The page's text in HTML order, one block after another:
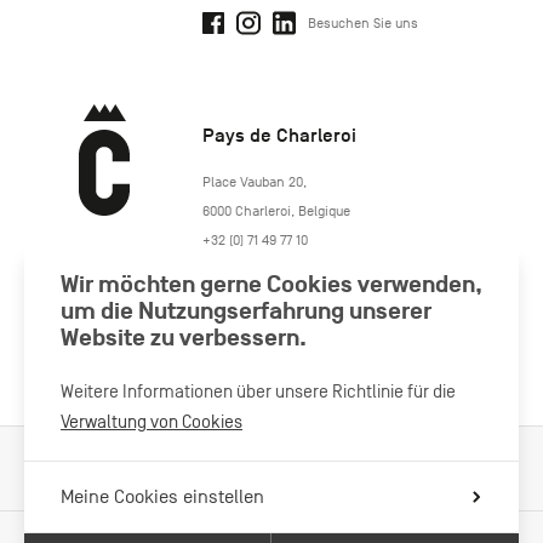
Besuchen Sie uns
Pays de Charleroi
https://www.paysdecharleroi.be/
Place Vauban 20,
6000 Charleroi Belgique
+32 (0) 71 49 77 10
Besuchen Sie uns
Wir möchten gerne Cookies verwenden,
um die Nutzungserfahrung unserer
Website zu verbessern.
Weitere Informationen über unsere Richtlinie für die
Verwaltung von Cookies
Meine Cookies einstellen